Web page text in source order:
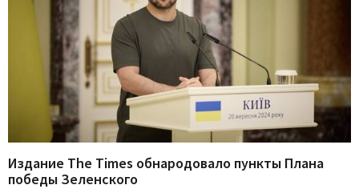
Издание The Times обнародовало пункты Плана
победы Зеленского